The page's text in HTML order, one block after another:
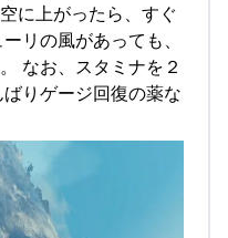
に上がったら、すぐ
リの風があっても、
なお、スタミナを２
りゲージ回復の薬な